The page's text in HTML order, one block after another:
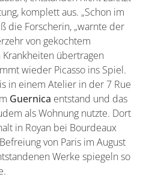
komplett aus. „Schon im
die Forscherin, „warnte der
von gekochtem
übertragen
wieder Picasso ins Spiel.
in einem Atelier in der 7 Rue
Guernica entstand und das
als Wohnung nutzte. Dort
in Royan bei Bourdeaux
von Paris im August
Werke spiegeln so